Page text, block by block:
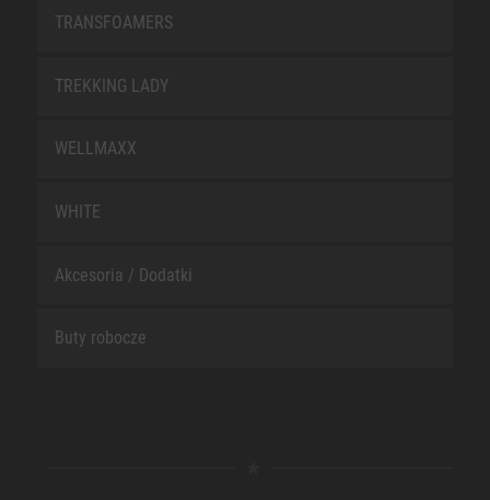
TRANSFOAMERS
TREKKING LADY
WELLMAXX
WHITE
Akcesoria / Dodatki
Buty robocze